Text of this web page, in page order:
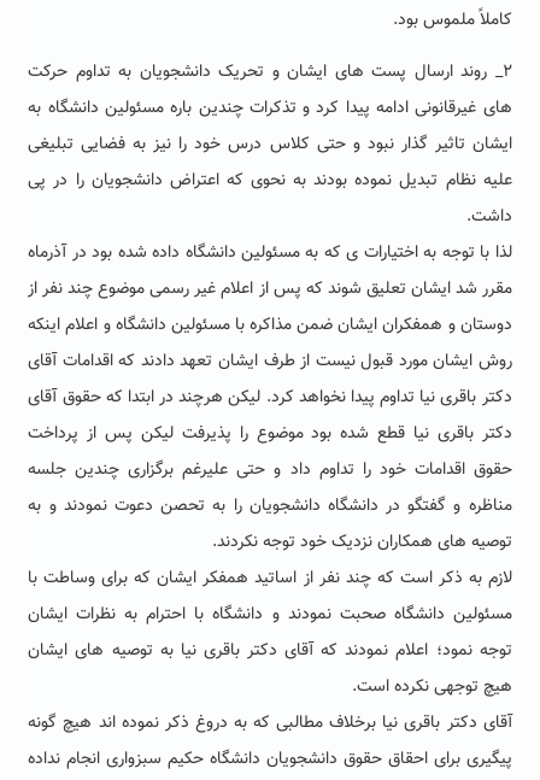
کاملاً ملموس بود.
۲_ روند ارسال پست های ایشان و تحریک دانشجویان به تداوم حرکت
های غیرقانونی ادامه پیدا کرد و تذکرات چندین باره مسئولین دانشگاه به
ایشان تاثیر گذار نبود و حتی کلاس درس خود را نیز به فضایی تبلیغی
علیه نظام تبدیل نموده بودند به نحوی که اعتراض دانشجویان را در پی
داشت.
لذا با توجه به اختیارات ی که به مسئولین دانشگاه داده شده بود در آذرماه
مقرر شد ایشان تعلیق شوند که پس از اعلام غیر رسمی موضوع چند نفر از
دوستان و همفکران ایشان ضمن مذاکره با مسئولین دانشگاه و اعلام اینکه
روش ایشان مورد قبول نیست از طرف ایشان تعهد دادند که اقدامات آقای
دکتر باقری نیا تداوم پیدا نخواهد کرد. لیکن هرچند در ابتدا که حقوق آقای
دکتر باقری نیا قطع شده بود موضوع را پذیرفت لیکن پس از پرداخت
حقوق اقدامات خود را تداوم داد و حتی علیرغم برگزاری چندین جلسه
مناظره و گفتگو در دانشگاه دانشجویان را به تحصن دعوت نمودند و به
توصیه های همکاران نزدیک خود توجه نکردند.
لازم به ذکر است که چند نفر از اساتید همفکر ایشان که برای وساطت با
مسئولین دانشگاه صحبت نمودند و دانشگاه با احترام به نظرات ایشان
توجه نمود؛ اعلام نمودند که آقای دکتر باقری نیا به توصیه های ایشان
هیچ توجهی نکرده است.
آقای دکتر باقری نیا برخلاف مطالبی که به دروغ ذکر نموده اند هیچ گونه
پیگیری برای احقاق حقوق دانشجویان دانشگاه حکیم سبزواری انجام نداده